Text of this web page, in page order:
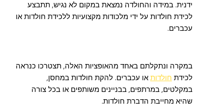
ידנית. במידה והחולדה נמצאת במקום לא נגיש, תתבצע
לכידת חולדות על ידי מלכודות מקצועיות ללכידת חולדות או
עכברים.
במקרה ונתקלתם באחד מהאופציות האלה, תצטרכו כנראה
לכידת חולדות או עכברים. להקת חולדות במחסן,
במקלטים, במרתפים, בבניינים משותפים או בכל צורה
שהיא מחייבת הדברת חולדות.